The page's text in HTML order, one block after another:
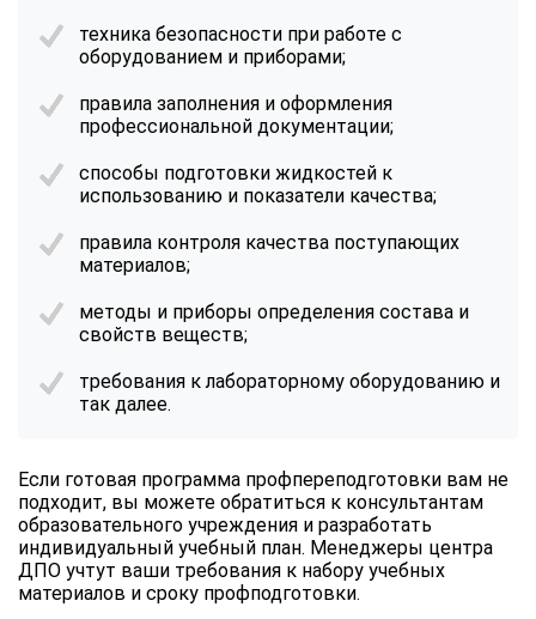
техника безопасности при работе с
оборудованием и приборами;
правила заполнения и оформления
профессиональной документации;
способы подготовки жидкостей к
использованию и показатели качества;
правила контроля качества поступающих
материалов;
методы и приборы определения состава и
свойств веществ;
требования к лабораторному оборудованию и
так далее.
Если готовая программа профпереподготовки вам не
подходит, вы можете обратиться к консультантам
образовательного учреждения и разработать
индивидуальный учебный план. Менеджеры центра
ДПО учтут ваши требования к набору учебных
материалов и сроку профподготовки.